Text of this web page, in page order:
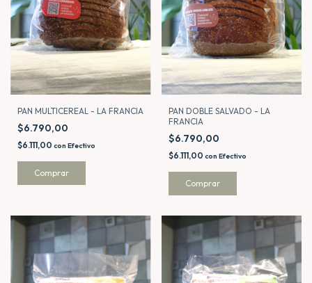
PAN MULTICEREAL - LA FRANCIA
$6.790,00
$6.111,00 con Efectivo
PAN DOBLE SALVADO - LA
FRANCIA
$6.790,00
$6.111,00 con Efectivo